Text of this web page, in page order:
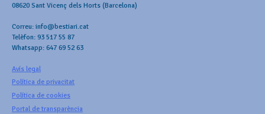
08620 Sant Vicenç dels Horts (Barcelona)
Correu: info@bestiari.cat
Telèfon: 93 517 55 87
Whatsapp: 647 69 52 63
Avís legal
Política de privacitat
Política de cookies
Portal de transparència